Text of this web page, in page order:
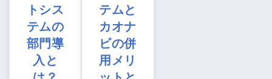
トシス
テムの
部門導
入と
テムと
カオナ
ビの併
用メリ